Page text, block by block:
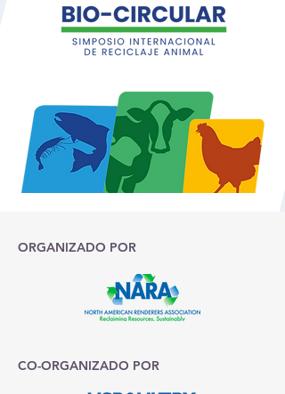
ORGANIZADO POR
CO-ORGANIZADO POR